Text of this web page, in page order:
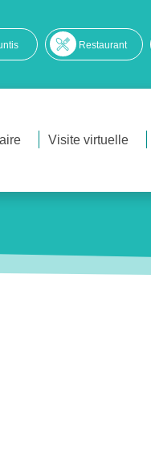
Restaurant
Visite virtuelle